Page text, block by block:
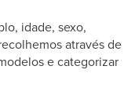
idade, sexo,
através de
e categorizar